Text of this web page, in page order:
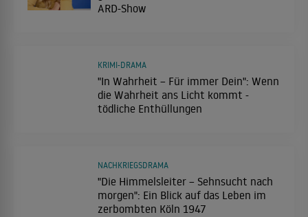
ARD-Show
"In Wahrheit – Für immer Dein": Wenn
die Wahrheit ans Licht kommt -
tödliche Enthüllungen
KRIMI-DRAMA
"Die Himmelsleiter – Sehnsucht nach
morgen": Ein Blick auf das Leben im
zerbombten Köln 1947
NACHKRIEGSDRAMA